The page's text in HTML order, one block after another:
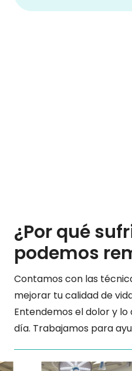
¿Por qué
podemos
Contamos con las
mejorar tu calidad de
Entendemos el dolor y lo
día. Trabajamos para